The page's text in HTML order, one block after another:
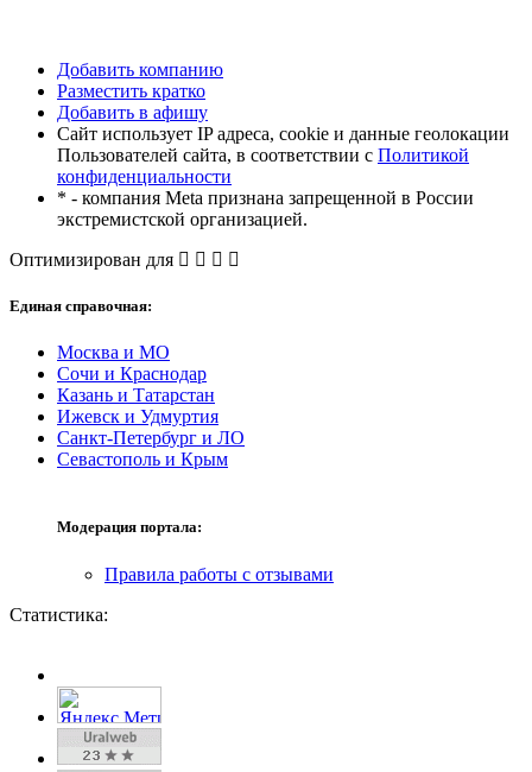
Добавить компанию
Разместить кратко
Добавить в афишу
Сайт использует IP адреса, cookie и данные геолокации
Пользователей сайта, в соответствии с Политикой
конфиденциальности
* - компания Meta признана запрещенной в России
экстремистской организацией.
Оптимизирован для
Единая справочная:
Москва и МО
Сочи и Краснодар
Казань и Татарстан
Ижевск и Удмуртия
Санкт-Петербург и ЛО
Севастополь и Крым
Модерация портала:
Правила работы с отзывами
Статистика: